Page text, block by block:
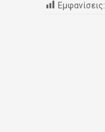
Εμφανίσεις: